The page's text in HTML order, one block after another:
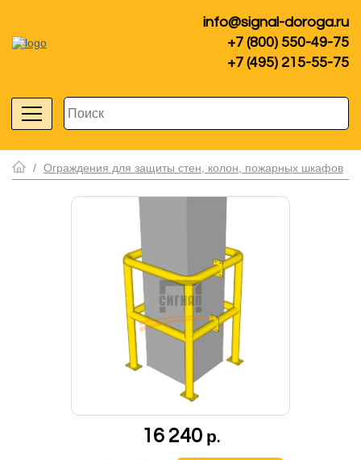
info@signal-doroga.ru
+7 (800) 550-49-75
+7 (495) 215-55-75
/ Ограждения для защиты стен, колон, пожарных шкафов
16 240 р.